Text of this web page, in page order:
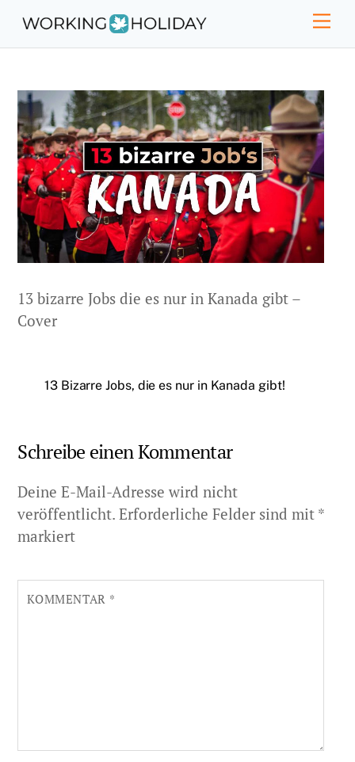
content
13 bizarre Jobs die es nur in Kanada gibt –
Cover
13 Bizarre Jobs, die es nur in Kanada gibt!
Schreibe einen Kommentar
Deine E-Mail-Adresse wird nicht
veröffentlicht. Erforderliche Felder sind mit *
markiert
KOMMENTAR *